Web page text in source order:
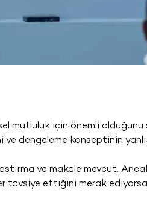
mutluluk için önemli olduğunu
ve dengeleme konseptinin
ve makale mevcut.
tavsiye ettiğini merak